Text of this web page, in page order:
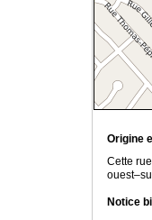
Origine
Cette
Notice